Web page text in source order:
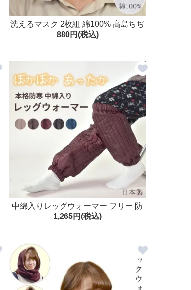
洗えるマスク 2枚組 綿100% 高島ちぢ
み 丸ゴム ゴムの長さ調整可 日本製 大
880円(税込)
中綿入りレッグウォーマー フリー 防
寒 キルト 日本製
1,265円(税込)